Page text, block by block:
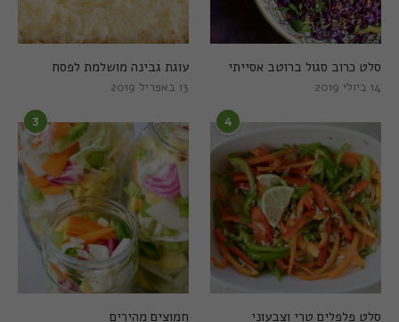
עוגת גבינה מושלמת לפסח
13 באפריל 2019
סלט כרוב סגול ברוטב אסייתי
14 ביולי 2019
3
חמוצים מהירים
4
סלט פלפלים טרי וצבעוני